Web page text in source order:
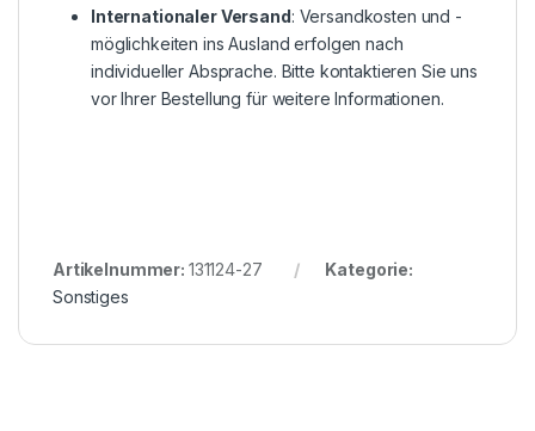
Internationaler Versand: Versandkosten und -
möglichkeiten ins Ausland erfolgen nach
individueller Absprache. Bitte kontaktieren Sie uns
vor Ihrer Bestellung für weitere Informationen.
Artikelnummer: 131124-27
Kategorie:
Sonstiges